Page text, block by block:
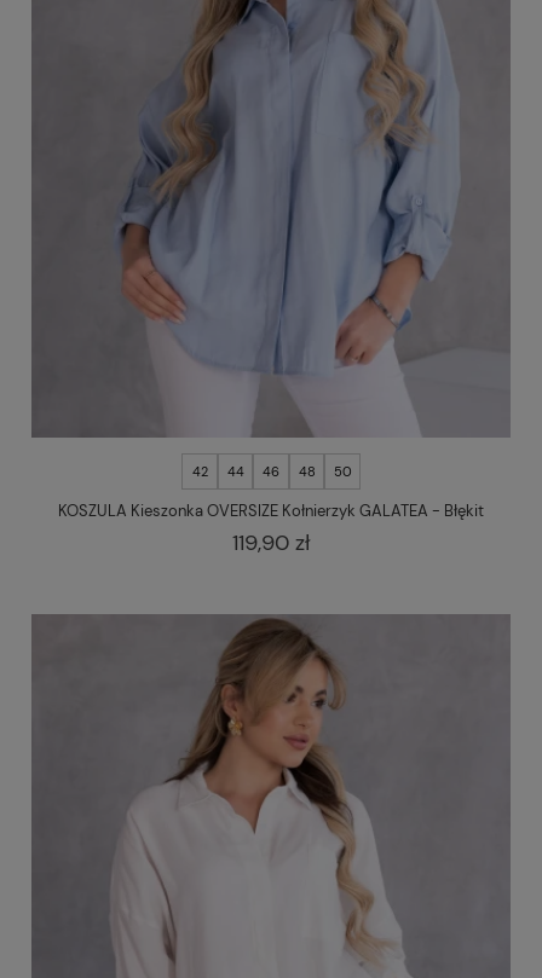
42 44 46 48 50
KOSZULA Kieszonka OVERSIZE Kołnierzyk GALATEA - Błękit
119,90 zł